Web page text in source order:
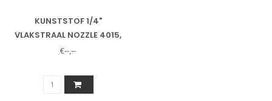
KUNSTSTOF 1/4"
VLAKSTRAAL NOZZLE 4015,
DAKWALS
€--,--